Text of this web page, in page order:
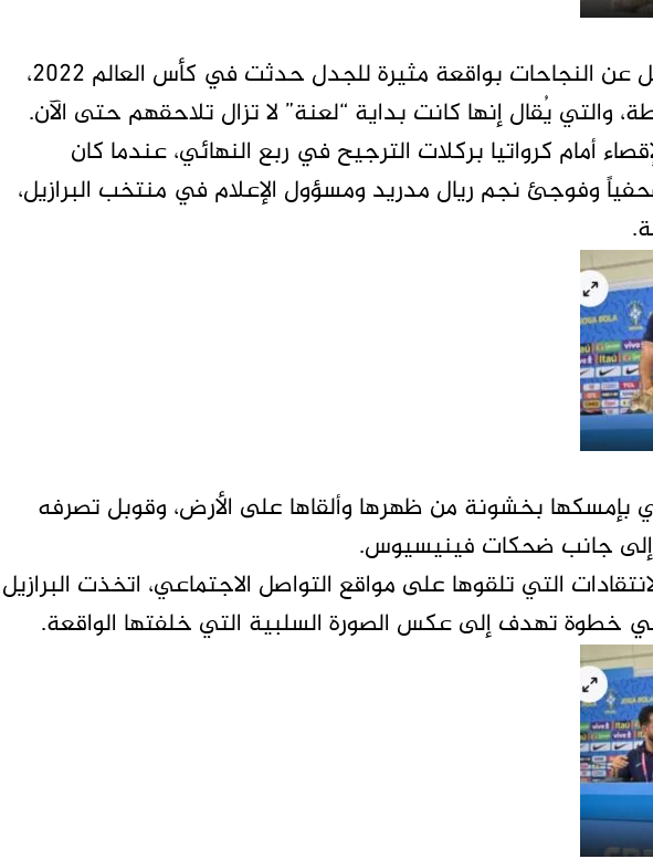
يربط الكثيرون ابتعاد البرازيل عن النجاحات بواقعة مثيرة للجدل حدثت في كأس العالم 2022،
والتي يُقال إنها كانت بداية “لعنة” لا تزال تلاحقهم حتى الآن.
أمام كرواتيا بركلات الترجيح في ربع النهائي، عندما كان
وفوجئ نجم ريال مدريد ومسؤول الإعلام في منتخب البرازيل،
بإمسكها بخشونة من ظهرها وألقاها على الأرض، وقوبل تصرفه
إلى جانب ضحكات فينيسيوس.
التي تلقوها على مواقع التواصل الاجتماعي، اتخذت البرازيل
خطوة تهدف إلى عكس الصورة السلبية التي خلفتها الواقعة.